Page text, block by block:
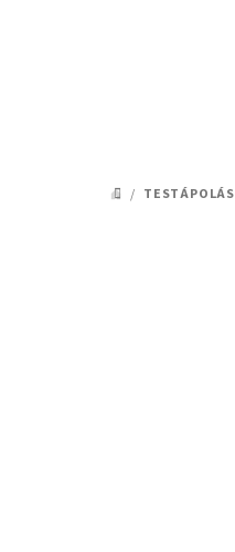
KEZDŐLAP
/ TESTÁPOLÁS